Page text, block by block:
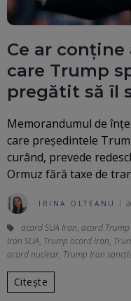
Ce ar
care Trump
pregătit să îl
Memorandumul de
care președintele
curând, prevede
Ormuz fără taxe de
IRINA OLTEANU
acord SUA Iran, acord
Iran SUA, Trump acord Iran,
acord nuclear, Trump Iran
Citește